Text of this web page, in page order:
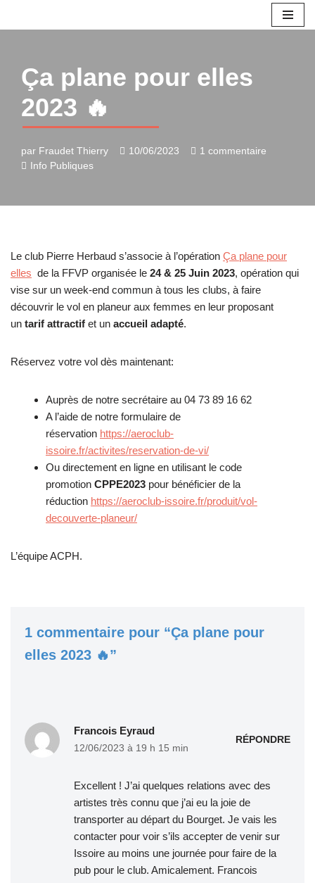
contenu
Ça plane pour elles
2023 🔥
par Fraudet Thierry 10/06/2023
1 commentaire
Info Publiques
Le club Pierre Herbaud s’associe à l’opération Ça plane pour
elles de la FFVP organisée le 24 & 25 Juin 2023, opération qui
vise sur un week-end commun à tous les clubs, à faire
découvrir le vol en planeur aux femmes en leur proposant
un tarif attractif et un accueil adapté.
Réservez votre vol dès maintenant:
Auprès de notre secrétaire au 04 73 89 16 62
A l’aide de notre formulaire de
réservation https://aeroclub-
issoire.fr/activites/reservation-de-vi/
Ou directement en ligne en utilisant le code
promotion CPPE2023 pour bénéficier de la
réduction https://aeroclub-issoire.fr/produit/vol-
decouverte-planeur/
L’équipe ACPH.
1 commentaire pour “Ça plane pour
elles 2023 🔥”
Francois Eyraud
12/06/2023 à 19 h 15 min
RÉPONDRE
Excellent ! J’ai quelques relations avec des
artistes très connu que j’ai eu la joie de
transporter au départ du Bourget. Je vais les
contacter pour voir s’ils accepter de venir sur
Issoire au moins une journée pour faire de la
pub pour le club. Amicalement. Francois